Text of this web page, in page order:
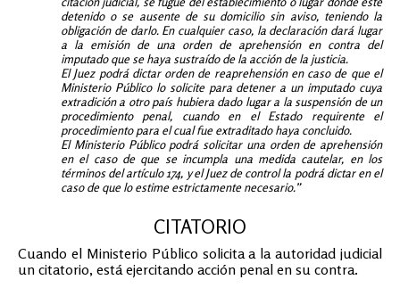
detenido o se ausente de su domicilio sin aviso, teniendo la
obligación de darlo. En cualquier caso, la declaración dará lugar
a la emisión de una orden de aprehensión en contra del
imputado que se haya sustraído de la acción de la justicia.
El Juez podrá dictar orden de reaprehensión en caso de que el
Ministerio Público lo solicite para detener a un imputado cuya
extradición a otro país hubiera dado lugar a la suspensión de un
procedimiento penal, cuando en el Estado requirente el
procedimiento para el cual fue extraditado haya concluido.
El Ministerio Público podrá solicitar una orden de aprehensión
en el caso de que se incumpla una medida cautelar, en los
términos del artículo 174, y el Juez de control la podrá dictar en el
caso de que lo estime estrictamente necesario.”
CITATORIO
Cuando el Ministerio Público solicita a la autoridad judicial
un citatorio, está ejercitando acción penal en su contra.